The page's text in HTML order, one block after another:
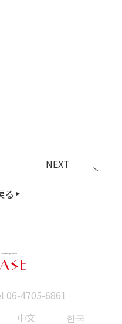
る
NEXT
06-4705-6861
中文 한국